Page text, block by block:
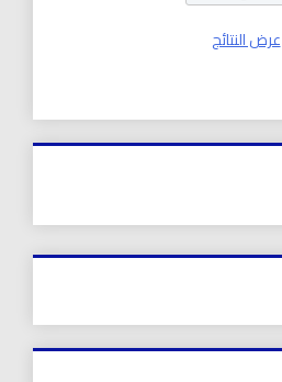
عرض النتائج